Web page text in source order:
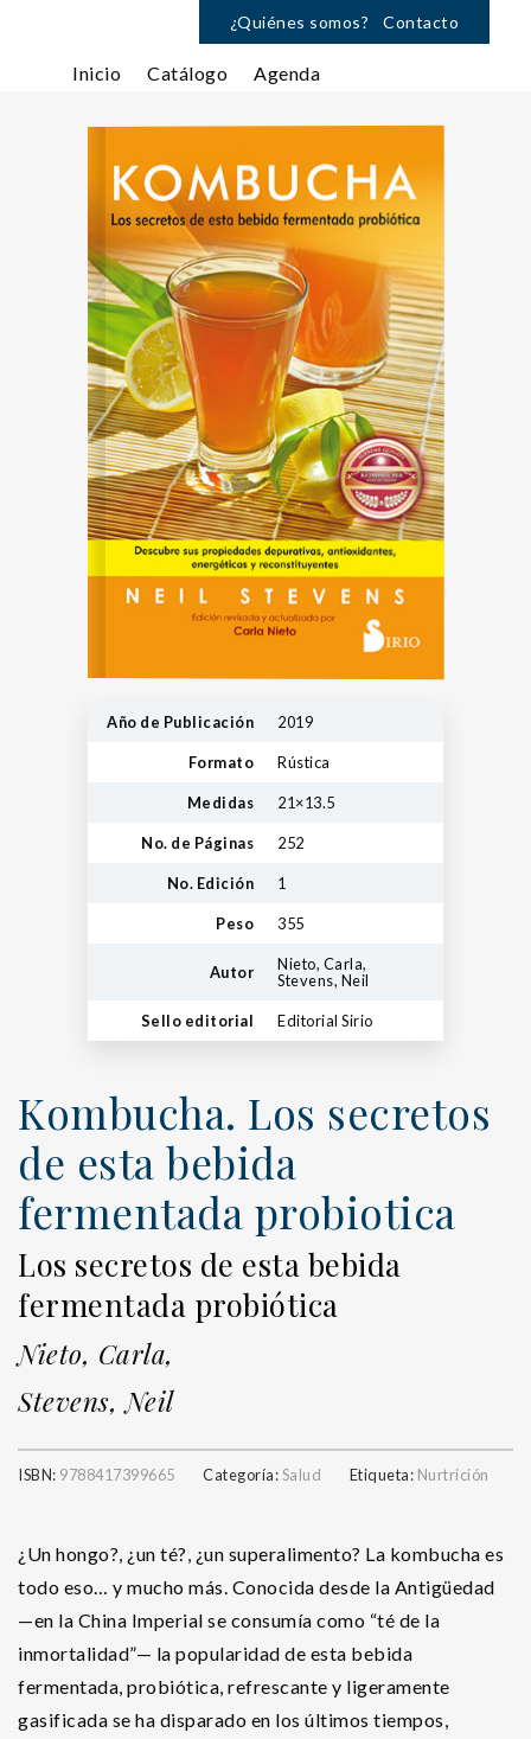
¿Quiénes somos? Contacto
Inicio Catálogo Agenda
Año de Publicación 2019
Formato Rústica
Medidas 21×13.5
No. de Páginas 252
No. Edición 1
Peso 355
Autor
Nieto, Carla,
Stevens, Neil
Sello editorial Editorial Sirio
Kombucha. Los secretos
de esta bebida
fermentada probiotica
Los secretos de esta bebida
fermentada probiótica
Nieto, Carla,
Stevens, Neil
ISBN: 9788417399665 Categoría:Salud Etiqueta: Nurtrición
¿Un hongo?, ¿un té?, ¿un superalimento? La kombucha es
todo eso… y mucho más. Conocida desde la Antigüedad
—en la China Imperial se consumía como “té de la
inmortalidad”— la popularidad de esta bebida
fermentada, probiótica, refrescante y ligeramente
gasificada se ha disparado en los últimos tiempos,